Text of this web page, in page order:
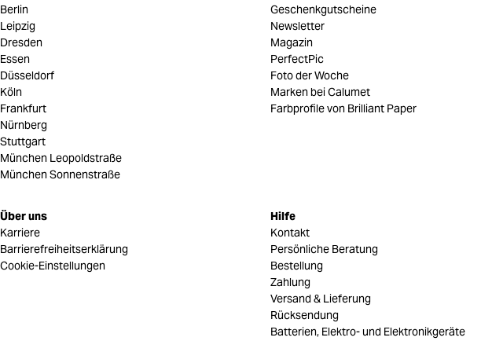
Berlin
Leipzig
Dresden
Essen
Düsseldorf
Köln
Frankfurt
Nürnberg
Stuttgart
München Leopoldstraße
München Sonnenstraße
Über uns
Karriere
Barrierefreiheitserklärung
Cookie-Einstellungen
Geschenkgutscheine
Newsletter
Magazin
PerfectPic
Foto der Woche
Marken bei Calumet
Farbprofile von Brilliant Paper
Hilfe
Kontakt
Persönliche Beratung
Bestellung
Zahlung
Versand & Lieferung
Rücksendung
Batterien, Elektro- und Elektronikgeräte